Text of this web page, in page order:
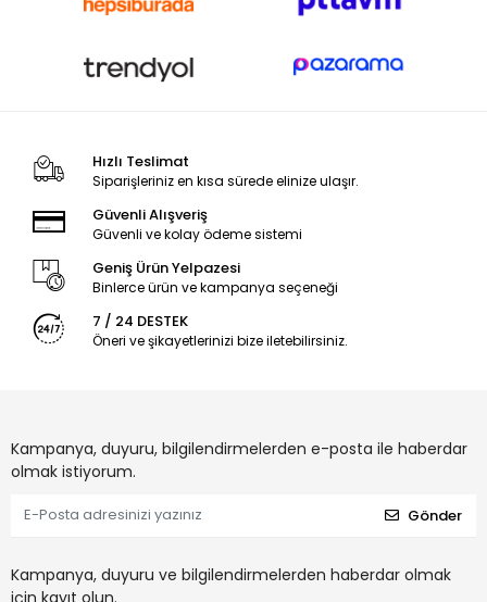
Hızlı Teslimat
Siparişleriniz en kısa sürede elinize ulaşır.
Güvenli Alışveriş
Güvenli ve kolay ödeme sistemi
Geniş Ürün Yelpazesi
Binlerce ürün ve kampanya seçeneği
7 / 24 DESTEK
Öneri ve şikayetlerinizi bize iletebilirsiniz.
Kampanya, duyuru, bilgilendirmelerden e-posta ile haberdar
olmak istiyorum.
Gönder
Kampanya, duyuru ve bilgilendirmelerden haberdar olmak
için kayıt olun.